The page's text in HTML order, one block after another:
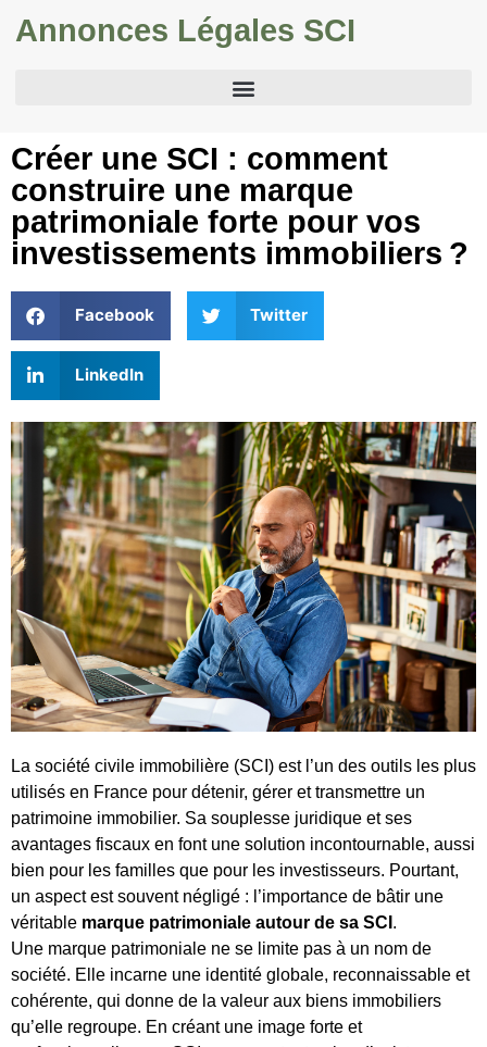
Annonces Légales SCI
Créer une SCI : comment
construire une marque
patrimoniale forte pour vos
investissements immobiliers ?
Facebook Twitter
LinkedIn
La société civile immobilière (SCI) est l’un des outils les plus
utilisés en France pour détenir, gérer et transmettre un
patrimoine immobilier. Sa souplesse juridique et ses
avantages fiscaux en font une solution incontournable, aussi
bien pour les familles que pour les investisseurs. Pourtant,
un aspect est souvent négligé : l’importance de bâtir une
véritable marque patrimoniale autour de sa SCI .
Une marque patrimoniale ne se limite pas à un nom de
société. Elle incarne une identité globale, reconnaissable et
cohérente, qui donne de la valeur aux biens immobiliers
qu’elle regroupe. En créant une image forte et